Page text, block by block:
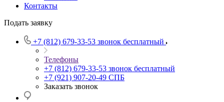
Контакты
Подать заявку
+7 (812) 679-33-53 звонок бесплатный
Телефоны
+7 (812) 679-33-53 звонок бесплатный
+7 (921) 907-20-49 СПБ
Заказать звонок